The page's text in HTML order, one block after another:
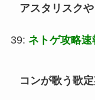
アスタリスクや
39: ネトゲ攻略速
コンが歌う歌定